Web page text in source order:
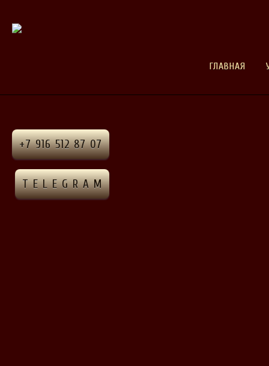
ГЛАВНАЯ
+7 916 512 87 07
T E L E G R A M